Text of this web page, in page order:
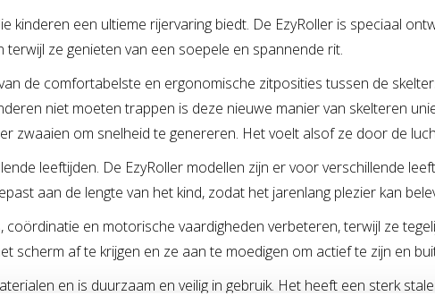
kinderen een ultieme rijervaring biedt. De EzyRoller is speciaal
ze genieten van een soepele en spannende rit.
de comfortabelste en ergonomische zitposities tussen de
niet moeten trappen is deze nieuwe manier van skelteren
zwaaien om snelheid te genereren. Het voelt alsof ze door de
leeftijden. De EzyRoller modellen zijn er voor verschillende
aan de lengte van het kind, zodat het jarenlang plezier kan
en motorische vaardigheden verbeteren, terwijl ze
scherm af te krijgen en ze aan te moedigen om actief te zijn en
en is duurzaam en veilig in gebruik. Het heeft een sterk